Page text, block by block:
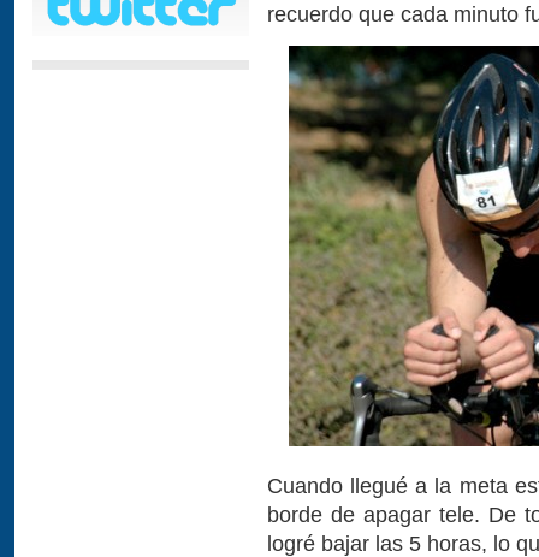
recuerdo que cada minuto
Cuando llegué a la meta
borde de apagar tele. De
logré bajar las 5 horas, lo